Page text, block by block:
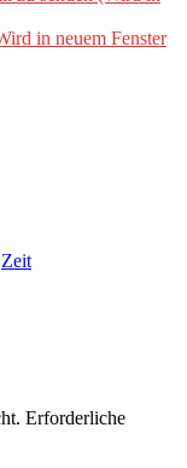
in neuem Fenster
Zeit
Erforderliche